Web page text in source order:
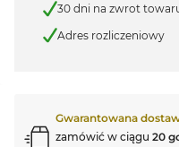
30 dni na zwrot
Adres rozliczeniowy
Gwarantowana
zamówić w ciągu 20